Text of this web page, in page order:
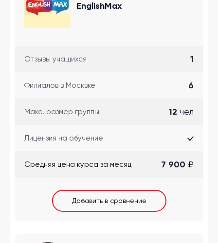
EnglishMax
Отзывы учащихся 1
Филиалов в Москвке 6
Макс. размер группы 12 чел
Лицензия на обучение
Cредняя цена курса за месяц 7 900 ₽
Добавить в сравнение